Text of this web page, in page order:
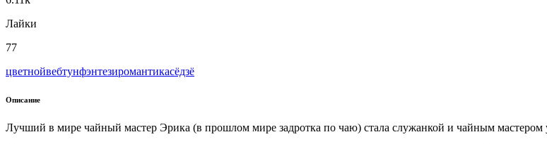
Лайки
77
цветнойвeбтунфэнтезиромантикасёдзё
Описание
Лучший в мире чайный мастер Эрика (в прошлом мире задротка по чаю) стала служанкой и чайным мастером